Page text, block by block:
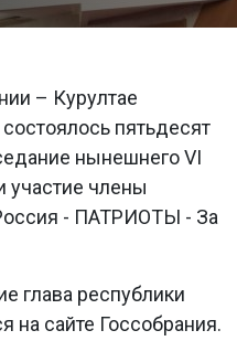
– Курултае
пятьдесят
нынешнего VI
участие члены
- ПАТРИОТЫ - За
глава республики
на сайте Госсобрания.